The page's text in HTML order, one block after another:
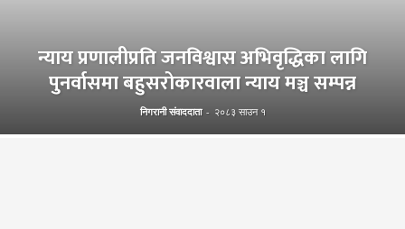
न्याय प्रणालीप्रति जनविश्वास अभिवृद्धिका लागि
पुनर्वासमा बहुसरोकारवाला न्याय मञ्च सम्पन्न
निगरानी संवाददाता - २०८३ साउन १